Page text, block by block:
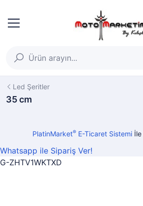
Led Şeritler
35 cm
PlatinMarket®E-Ticaret Sistemiİle
Whatsapp ile Sipariş Ver!
G-ZHTV1WKTXD